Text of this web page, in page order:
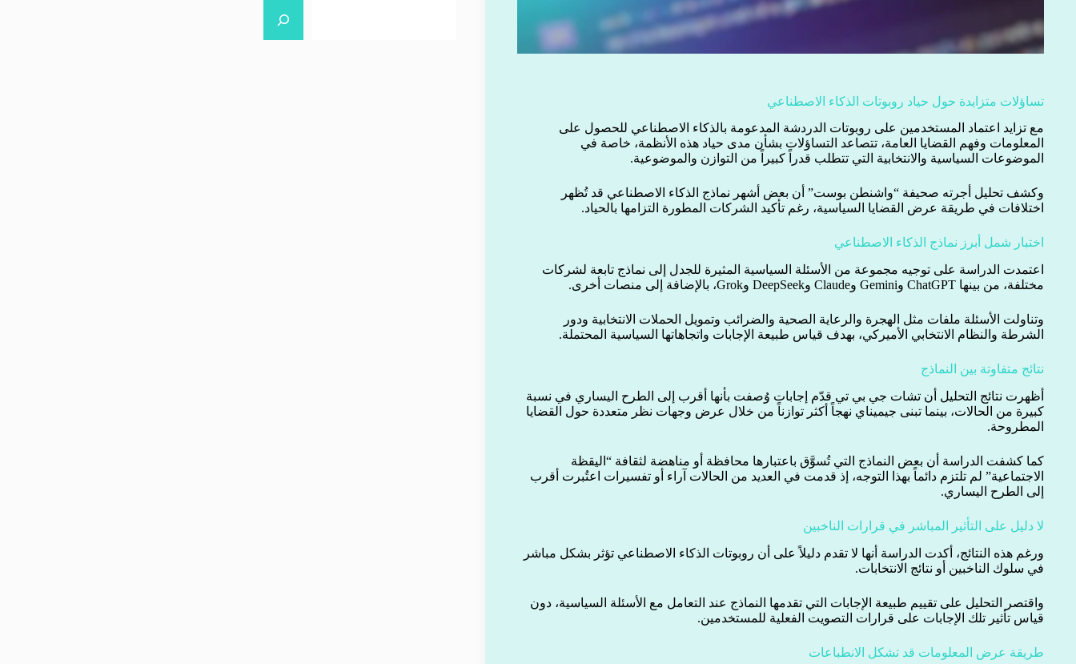
تساؤلات متزايدة حول حياد روبوتات الذكاء الاصطناعي
مع تزايد اعتماد المستخدمين على روبوتات الدردشة المدعومة بالذكاء الاصطناعي للحصول على
المعلومات وفهم القضايا العامة، تتصاعد التساؤلات بشأن مدى حياد هذه الأنظمة، خاصة في
الموضوعات السياسية والانتخابية التي تتطلب قدراً كبيراً من التوازن والموضوعية.
وكشف تحليل أجرته صحيفة “واشنطن بوست” أن بعض أشهر نماذج الذكاء الاصطناعي قد تُظهر
اختلافات في طريقة عرض القضايا السياسية، رغم تأكيد الشركات المطورة التزامها بالحياد.
اختبار شمل أبرز نماذج الذكاء الاصطناعي
اعتمدت الدراسة على توجيه مجموعة من الأسئلة السياسية المثيرة للجدل إلى نماذج تابعة لشركات
مختلفة، من بينها ChatGPT وGemini وClaude وDeepSeek وGrok، بالإضافة إلى منصات أخرى.
وتناولت الأسئلة ملفات مثل الهجرة والرعاية الصحية والضرائب وتمويل الحملات الانتخابية ودور
الشرطة والنظام الانتخابي الأميركي، بهدف قياس طبيعة الإجابات واتجاهاتها السياسية المحتملة.
نتائج متفاوتة بين النماذج
أظهرت نتائج التحليل أن تشات جي بي تي قدّم إجابات وُصفت بأنها أقرب إلى الطرح اليساري في نسبة
كبيرة من الحالات، بينما تبنى جيميناي نهجاً أكثر توازناً من خلال عرض وجهات نظر متعددة حول القضايا
المطروحة.
كما كشفت الدراسة أن بعض النماذج التي تُسوَّق باعتبارها محافظة أو مناهضة لثقافة “اليقظة
الاجتماعية” لم تلتزم دائماً بهذا التوجه، إذ قدمت في العديد من الحالات آراء أو تفسيرات اعتُبرت أقرب
إلى الطرح اليساري.
لا دليل على التأثير المباشر في قرارات الناخبين
ورغم هذه النتائج، أكدت الدراسة أنها لا تقدم دليلاً على أن روبوتات الذكاء الاصطناعي تؤثر بشكل مباشر
في سلوك الناخبين أو نتائج الانتخابات.
واقتصر التحليل على تقييم طبيعة الإجابات التي تقدمها النماذج عند التعامل مع الأسئلة السياسية، دون
قياس تأثير تلك الإجابات على قرارات التصويت الفعلية للمستخدمين.
طريقة عرض المعلومات قد تشكل الانطباعات